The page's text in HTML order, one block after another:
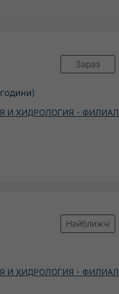
Зараз
И ХИДРОЛОГИЯ - ФИЛИАЛ
Найближчі
И ХИДРОЛОГИЯ - ФИЛИАЛ